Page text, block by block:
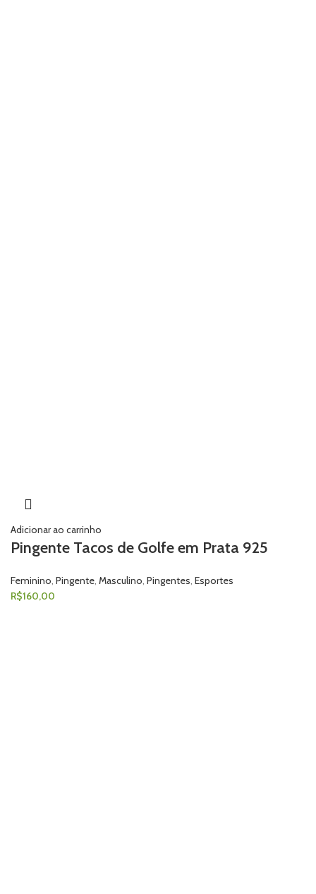
Adicionar ao carrinho
Pingente Tacos de Golfe em Prata 925
Feminino, Pingente, Masculino, Pingentes, Esportes
R$160,00